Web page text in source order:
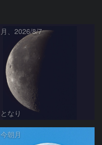
月、2026/8/7
となり
今朝月